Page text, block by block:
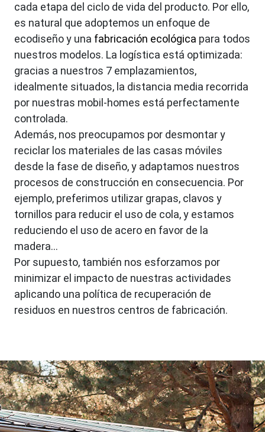
cada etapa del ciclo de vida del producto. Por ello,
es natural que adoptemos un enfoque de
ecodiseño y una fabricación ecológica para todos
nuestros modelos. La logística está optimizada:
gracias a nuestros 7 emplazamientos,
idealmente situados, la distancia media recorrida
por nuestras mobil-homes está perfectamente
controlada.
Además, nos preocupamos por desmontar y
reciclar los materiales de las casas móviles
desde la fase de diseño, y adaptamos nuestros
procesos de construcción en consecuencia. Por
ejemplo, preferimos utilizar grapas, clavos y
tornillos para reducir el uso de cola, y estamos
reduciendo el uso de acero en favor de la
madera...
Por supuesto, también nos esforzamos por
minimizar el impacto de nuestras actividades
aplicando una política de recuperación de
residuos en nuestros centros de fabricación.